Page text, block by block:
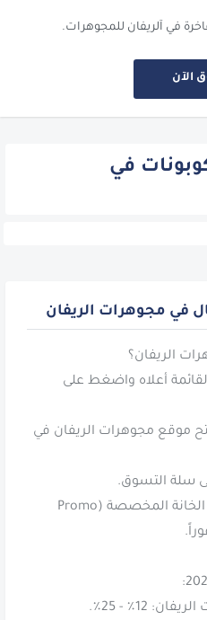
في آلريفان للمجوهرات.
الآن
في
في مجوهرات الريفان
أعلاه واضغط على
موقع مجوهرات الريفان في
4. عند الدفع، الصق الكود في الخانة المخصصة (Promo